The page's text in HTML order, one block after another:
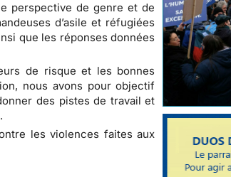
perspective de genre et de
d’asile et réfugiées
que les réponses données
de risque et les bonnes
nous avons pour objectif
des pistes de travail et
les violences faites aux